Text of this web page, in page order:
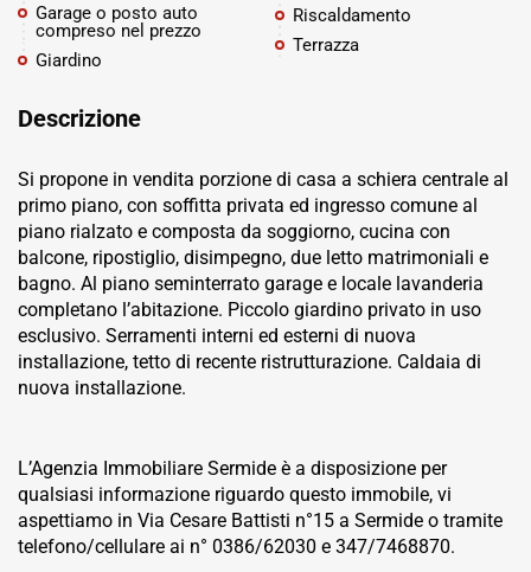
Garage o posto auto
compreso nel prezzo
Giardino
Riscaldamento
Terrazza
Descrizione
Si propone in vendita porzione di casa a schiera centrale al
primo piano, con soffitta privata ed ingresso comune al
piano rialzato e composta da soggiorno, cucina con
balcone, ripostiglio, disimpegno, due letto matrimoniali e
bagno. Al piano seminterrato garage e locale lavanderia
completano l’abitazione. Piccolo giardino privato in uso
esclusivo. Serramenti interni ed esterni di nuova
installazione, tetto di recente ristrutturazione. Caldaia di
nuova installazione.
L’Agenzia Immobiliare Sermide è a disposizione per
qualsiasi informazione riguardo questo immobile, vi
aspettiamo in Via Cesare Battisti n°15 a Sermide o tramite
telefono/cellulare ai n° 0386/62030 e 347/7468870.